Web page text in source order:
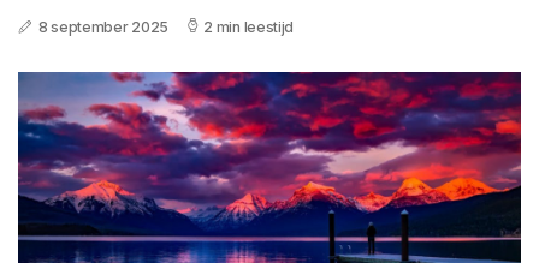
8 september 2025 2 min leestijd